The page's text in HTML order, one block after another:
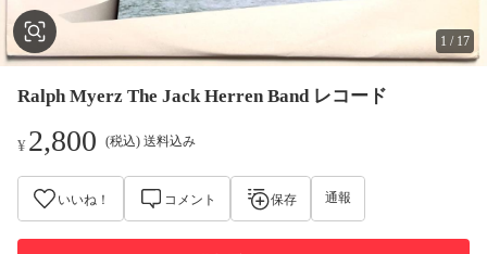
1 / 17
Ralph Myerz The Jack Herren Band レコード
¥2,800 (税込) 送料込み
いいね！ コメント 保存 通報